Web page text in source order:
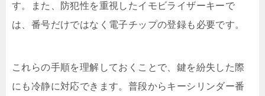
す。また、防犯性を重視したイモビライザーキーで
は、番号だけではなく電子チップの登録も必要です。
これらの手順を理解しておくことで、鍵を紛失した際
にも冷静に対応できます。普段からキーシリンダー番